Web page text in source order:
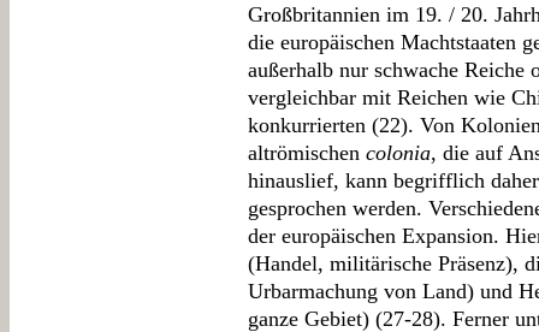
Großbritannien im 19. / 20.
die europäischen Machtstaaten
außerhalb nur schwache
vergleichbar mit Reichen wie
konkurrierten (22). Von
altrömischen colonia, die auf
hinauslief, kann begrifflich
gesprochen werden.
der europäischen Expansion.
(Handel, militärische Präsenz),
Urbarmachung von Land) und
ganze Gebiet) (27-28). Ferner